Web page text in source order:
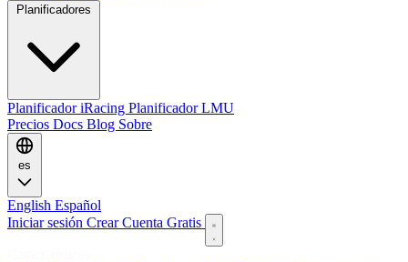
Planificador iRacing Planificador LMU
Precios Docs Blog Sobre
es
English Español
Iniciar sesión Crear Cuenta Gratis